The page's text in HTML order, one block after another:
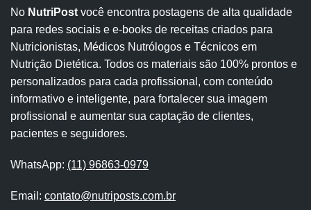
No NutriPost você encontra postagens de alta qualidade
para redes sociais e e-books de receitas criados para
Nutricionistas, Médicos Nutrólogos e Técnicos em
Nutrição Dietética. Todos os materiais são 100% prontos e
personalizados para cada profissional, com conteúdo
informativo e inteligente, para fortalecer sua imagem
profissional e aumentar sua captação de clientes,
pacientes e seguidores.
WhatsApp: (11) 96863-0979
Email: contato@nutriposts.com.br